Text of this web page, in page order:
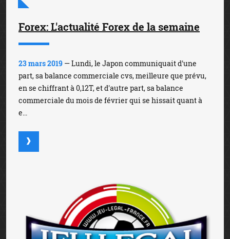
Forex: L'actualité Forex de la semaine
23 mars 2019 — Lundi, le Japon communiquait d'une
part, sa balance commerciale cvs, meilleure que prévu,
en se chiffrant à 0,12T, et d'autre part, sa balance
commerciale du mois de février qui se hissait quant à
e...